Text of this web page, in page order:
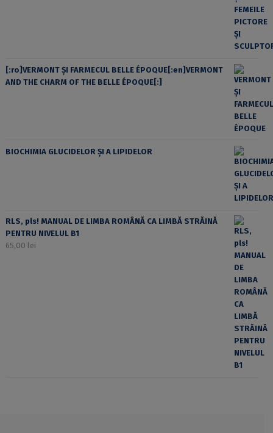
[:ro]VERMONT ȘI FARMECUL BELLE ÉPOQUE[:en]VERMONT
AND THE CHARM OF THE BELLE ÉPOQUE[:]
BIOCHIMIA GLUCIDELOR ȘI A LIPIDELOR
RLS, pls! MANUAL DE LIMBA ROMÂNĂ CA LIMBĂ STRĂINĂ
PENTRU NIVELUL B1
65,00 lei